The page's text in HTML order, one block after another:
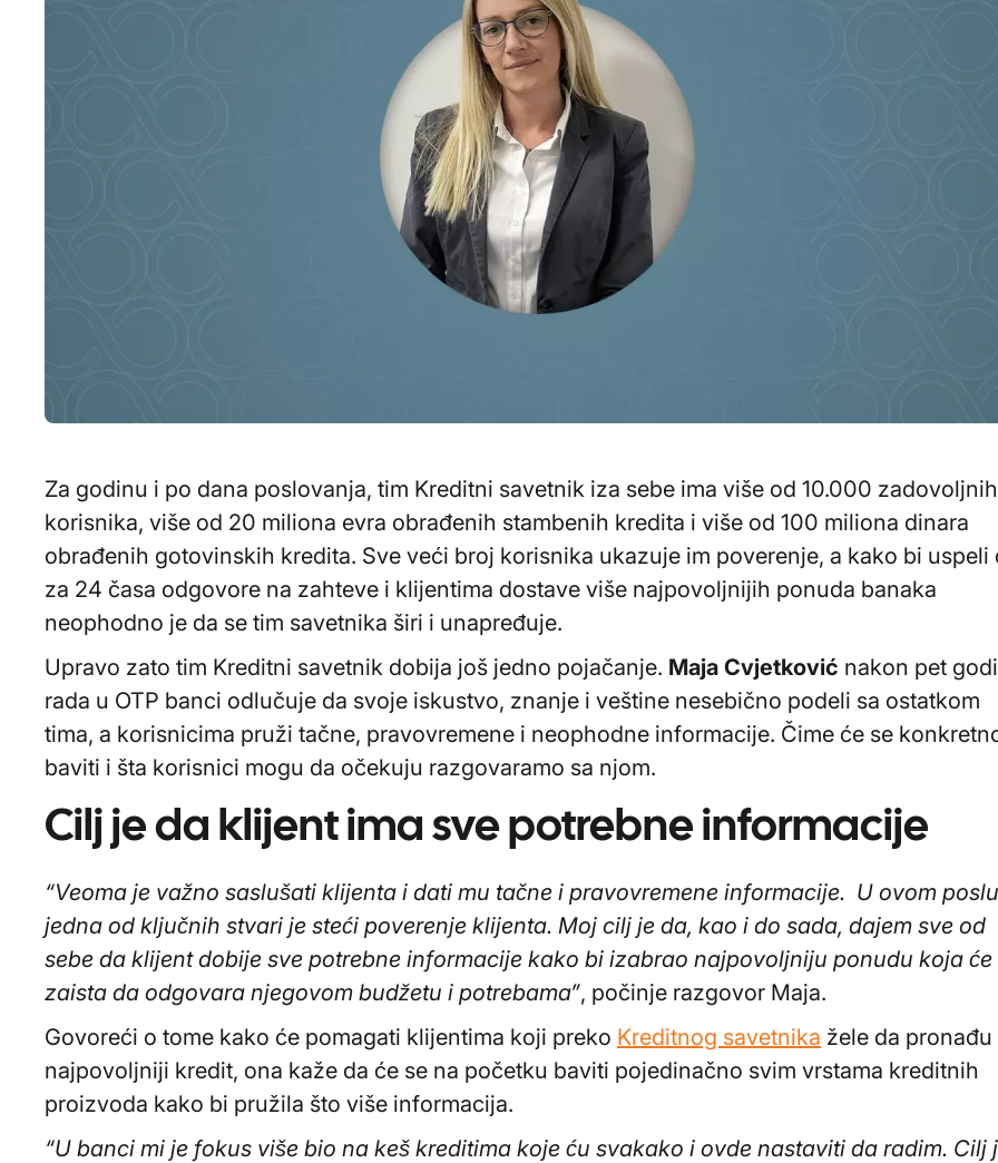
Za godinu i po dana poslovanja, tim Kreditni savetnik iza sebe ima više od 10.000 zadovoljnih
korisnika, više od 20 miliona evra obrađenih stambenih kredita i više od 100 miliona dinara
obrađenih gotovinskih kredita. Sve veći broj korisnika ukazuje im poverenje, a kako bi uspeli
za 24 časa odgovore na zahteve i klijentima dostave više najpovoljnijih ponuda banaka
neophodno je da se tim savetnika širi i unapređuje.
Upravo zato tim Kreditni savetnik dobija još jedno pojačanje. Maja Cvjetković nakon pet
rada u OTP banci odlučuje da svoje iskustvo, znanje i veštine nesebično podeli sa ostatkom
tima, a korisnicima pruži tačne, pravovremene i neophodne informacije. Čime će se
baviti i šta korisnici mogu da očekuju razgovaramo sa njom.
Cilj je da klijent ima sve potrebne informacije
“Veoma je važno saslušati klijenta i dati mu tačne i pravovremene informacije. U ovom poslu
jedna od ključnih stvari je steći poverenje klijenta. Moj cilj je da, kao i do sada, dajem sve od
sebe da klijent dobije sve potrebne informacije kako bi izabrao najpovoljniju ponudu koja će
zaista da odgovara njegovom budžetu i potrebama”, počinje razgovor Maja.
Govoreći o tome kako će pomagati klijentima koji preko Kreditnog savetnika žele da pronađu
najpovoljniji kredit, ona kaže da će se na početku baviti pojedinačno svim vrstama kreditnih
proizvoda kako bi pružila što više informacija.
“U banci mi je fokus više bio na keš kreditima koje ću svakako i ovde nastaviti da radim. Cilj